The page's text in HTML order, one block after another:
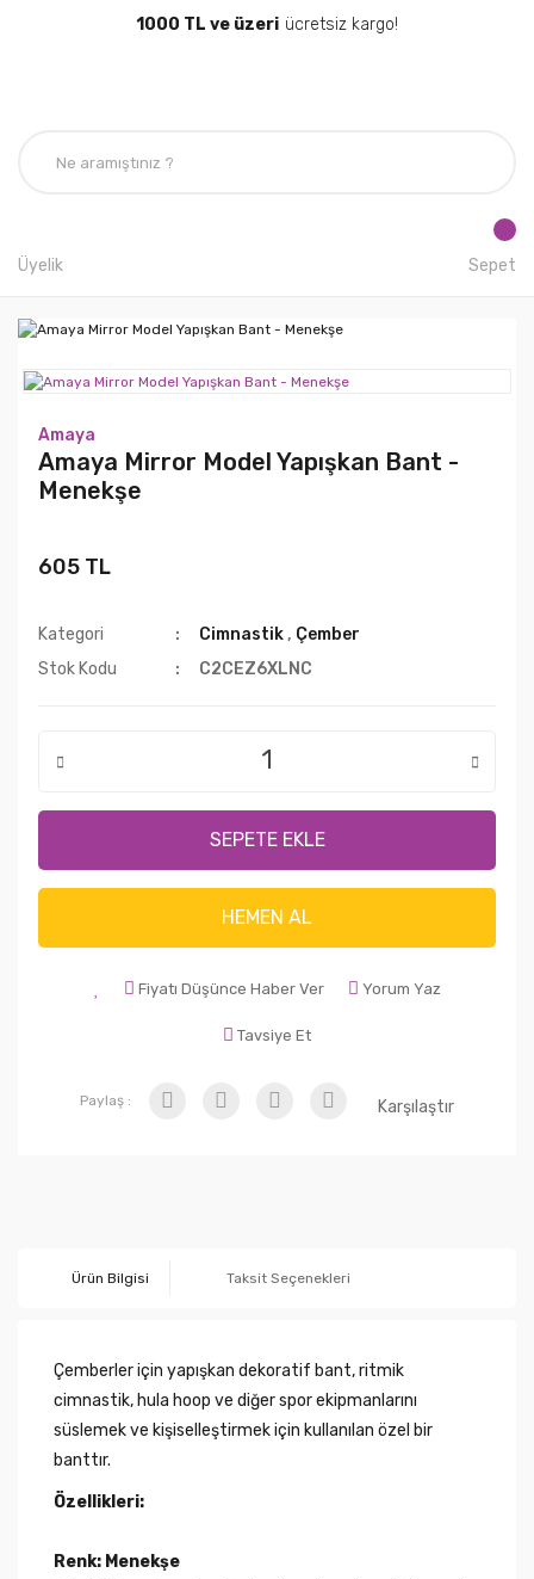
1000 TL ve üzeri ücretsiz kargo!
Üyelik Sepet
Amaya
Amaya Mirror Model Yapışkan Bant -
Menekşe
605 TL
Kategori Cimnastik, Çember
Stok Kodu
C2CEZ6XLNC
SEPETE EKLE
HEMEN AL
Fiyatı Düşünce Haber Ver Yorum Yaz
Tavsiye Et
Paylaş : Karşılaştır
Ürün Bilgisi Taksit Seçenekleri
Çemberler için yapışkan dekoratif bant, ritmik
cimnastik, hula hoop ve diğer spor ekipmanlarını
süslemek ve kişiselleştirmek için kullanılan özel bir
banttır.
Özellikleri:
Renk: Menekşe